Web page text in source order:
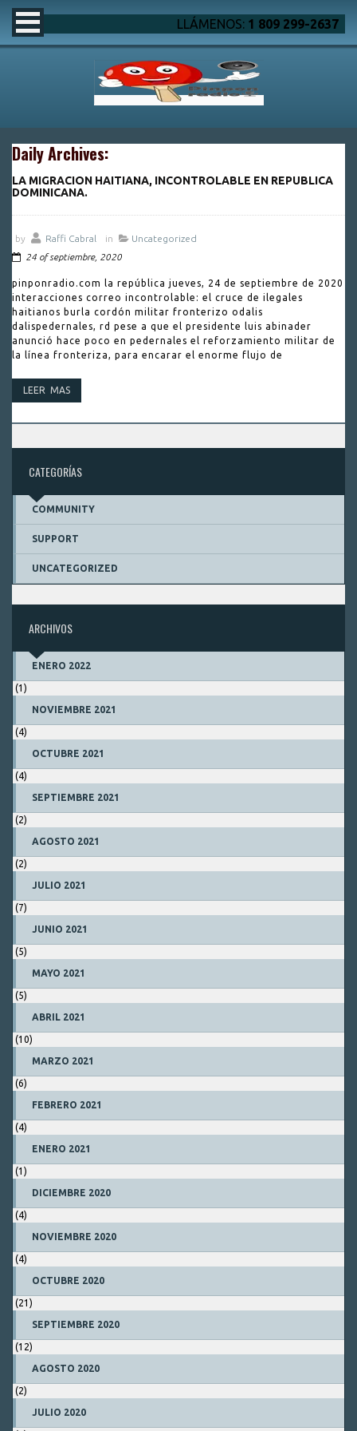
LLÁMENOS: 1 809 299-2637
Daily Archives:
LA MIGRACION HAITIANA, INCONTROLABLE EN REPUBLICA
DOMINICANA.
by Raffi Cabral in
Uncategorized
24 of septiembre, 2020
pinponradio.com la república jueves, 24 de septiembre de 2020
interacciones correo incontrolable: el cruce de ilegales
haitianos burla cordón militar fronterizo odalis
dalispedernales, rd pese a que el presidente luis abinader
anunció hace po­co en pedernales el refor­zamiento militar de
la línea fronteriza, para encarar el enorme flujo de
LEER MAS
CATEGORÍAS
COMMUNITY
SUPPORT
UNCATEGORIZED
ARCHIVOS
ENERO 2022
(1)
NOVIEMBRE 2021
(4)
OCTUBRE 2021
(4)
SEPTIEMBRE 2021
(2)
AGOSTO 2021
(2)
JULIO 2021
(7)
JUNIO 2021
(5)
MAYO 2021
(5)
ABRIL 2021
(10)
MARZO 2021
(6)
FEBRERO 2021
(4)
ENERO 2021
(1)
DICIEMBRE 2020
(4)
NOVIEMBRE 2020
(4)
OCTUBRE 2020
(21)
SEPTIEMBRE 2020
(12)
AGOSTO 2020
(2)
JULIO 2020